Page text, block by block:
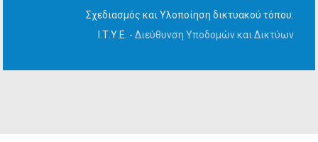
Σχεδιασμός και Υλοποίηση δικτυακού τόπου:
Ι.Τ.Υ.Ε. - Διεύθυνση Υποδομών και Δικτύων